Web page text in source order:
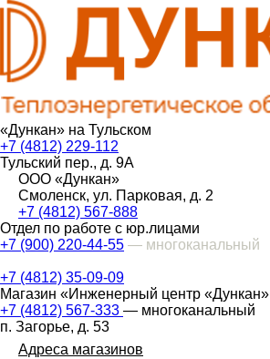
«Дункан» на Тульском
+7 (4812) 229-112
Тульский пер., д. 9А
ООО «Дункан»
Смоленск, ул. Парковая, д. 2
+7 (4812) 567-888
Отдел по работе с юр.лицами
+7 (900) 220-44-55 — многоканальный
+7 (4812) 35-09-09
Магазин «Инженерный центр «Дункан»
+7 (4812) 567-333 — многоканальный
п. Загорье, д. 53
Адреса магазинов